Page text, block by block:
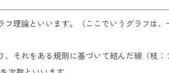
理論といいます。（ここでいうグラフは
それをある規則に基づいて結んだ線（枝